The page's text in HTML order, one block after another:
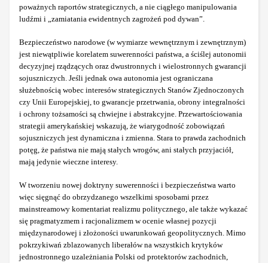
poważnych raportów strategicznych, a nie ciągłego manipulowania
ludźmi i „zamiatania ewidentnych zagrożeń pod dywan”.
Bezpieczeństwo narodowe (w wymiarze wewnętrznym i zewnętrznym)
jest niewątpliwie korelatem suwerenności państwa, a ściślej autonomii
decyzyjnej rządzących oraz dwustronnych i wielostronnych gwarancji
sojuszniczych. Jeśli jednak owa autonomia jest ograniczana
służebnością wobec interesów strategicznych Stanów Zjednoczonych
czy Unii Europejskiej, to gwarancje przetrwania, obrony integralności
i ochrony tożsamości są chwiejne i abstrakcyjne. Przewartościowania
strategii amerykańskiej wskazują, że wiarygodność zobowiązań
sojuszniczych jest dynamiczna i zmienna. Stara to prawda zachodnich
potęg, że państwa nie mają stałych wrogów, ani stałych przyjaciół,
mają jedynie wieczne interesy.
W tworzeniu nowej doktryny suwerenności i bezpieczeństwa warto
więc sięgnąć do obrzydzanego wszelkimi sposobami przez
mainstreamowy komentariat realizmu politycznego, ale także wykazać
się pragmatyzmem i racjonalizmem w ocenie własnej pozycji
międzynarodowej i złożoności uwarunkowań geopolitycznych. Mimo
pokrzykiwań zblazowanych liberałów na wszystkich krytyków
jednostronnego uzależniania Polski od protektorów zachodnich,